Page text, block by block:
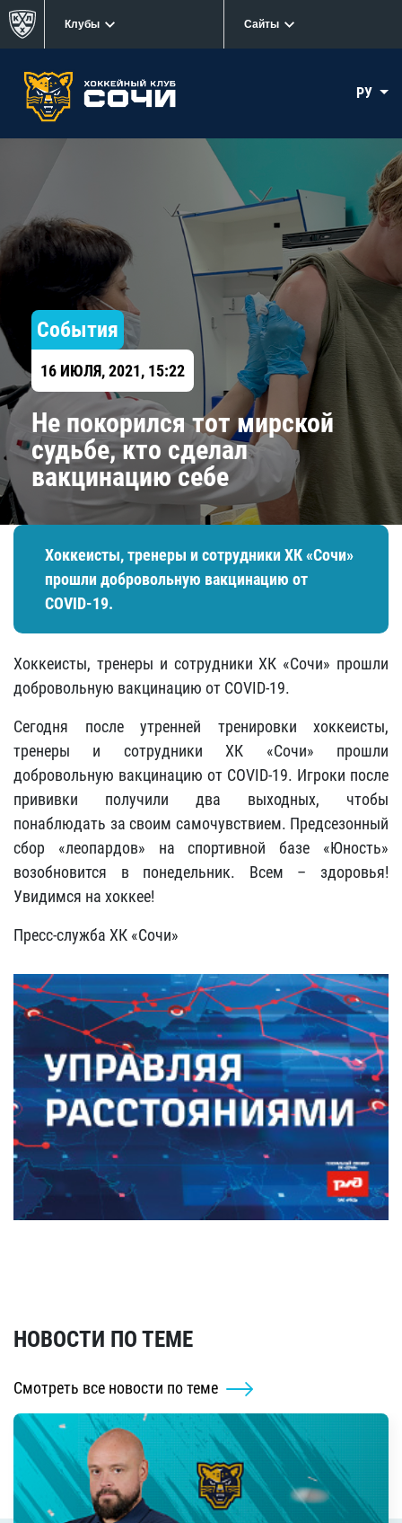
Клубы Сайты
РУ
События
16 ИЮЛЯ, 2021, 15:22
Не покорился тот мирской
судьбе, кто сделал
вакцинацию себе
Хоккеисты, тренеры и сотрудники ХК «Сочи»
прошли добровольную вакцинацию от
COVID-19.
Хоккеисты, тренеры и сотрудники ХК «Сочи» прошли
добровольную вакцинацию от COVID-19.
Сегодня после утренней тренировки хоккеисты,
тренеры и сотрудники ХК «Сочи» прошли
добровольную вакцинацию от COVID-19. Игроки после
прививки получили два выходных, чтобы
понаблюдать за своим самочувствием. Предсезонный
сбор «леопардов» на спортивной базе «Юность»
возобновится в понедельник. Всем – здоровья!
Увидимся на хоккее!
Пресс-служба ХК «Сочи»
НОВОСТИ ПО ТЕМЕ
Смотреть все новости по теме